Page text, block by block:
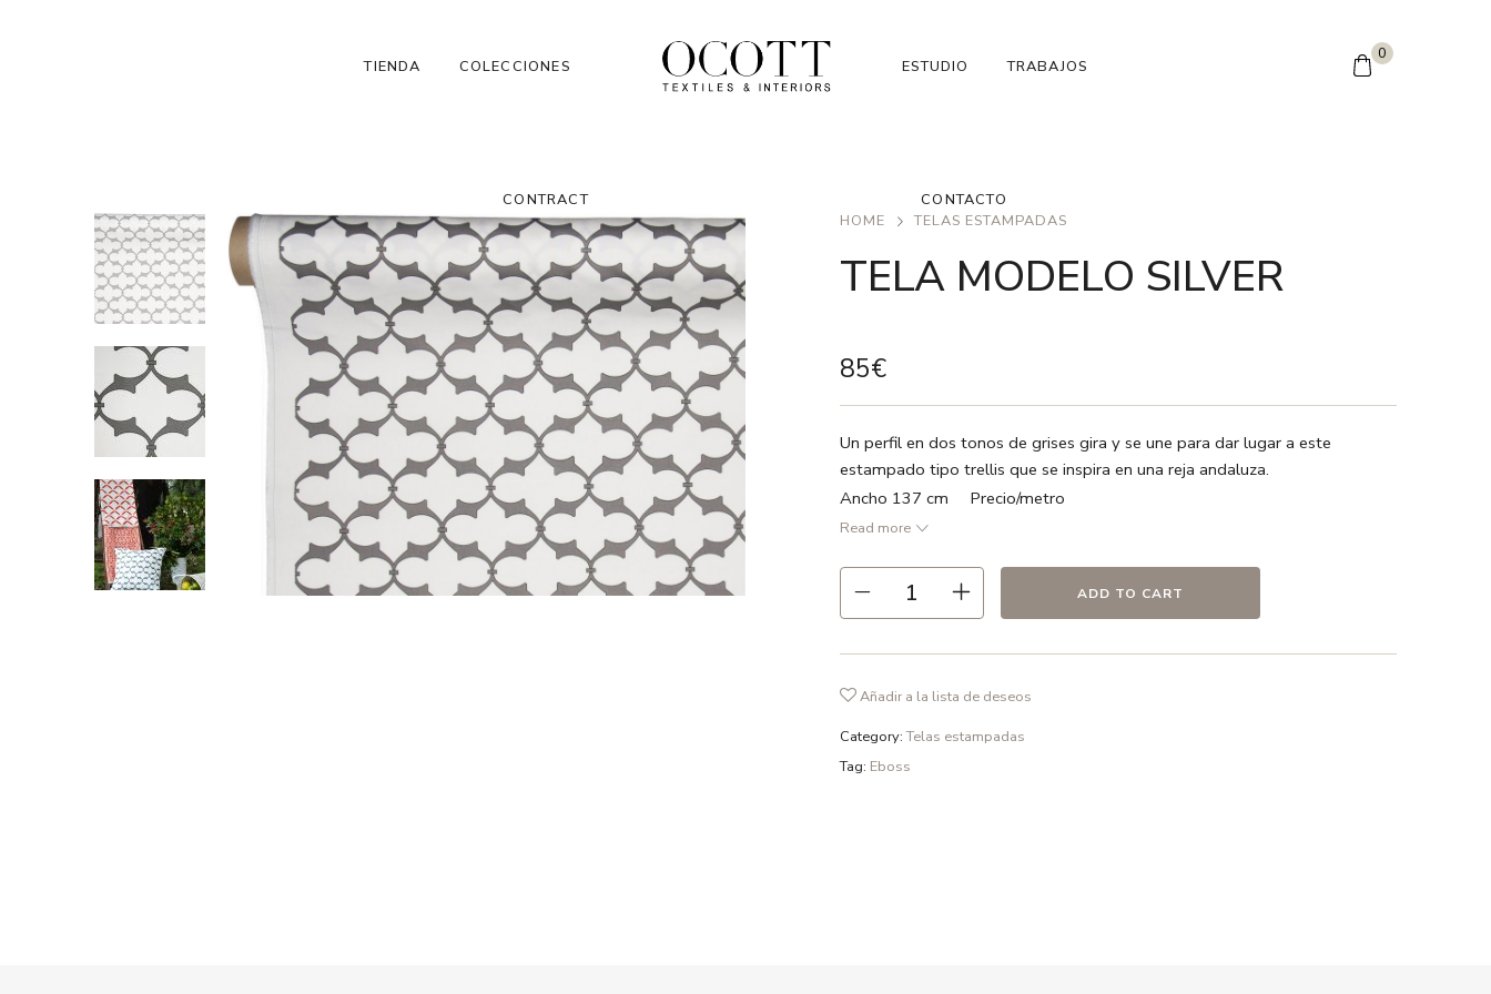
TIENDA COLECCIONES
CONTRACT
ESTUDIO TRABAJOS
CONTACTO
0
HOME TELAS ESTAMPADAS
TELA MODELO SILVER
85€
Un perfil en dos tonos de grises gira y se une para dar lugar a este
estampado tipo trellis que se inspira en una reja andaluza.
Ancho 137 cm Precio/metro
● 55% lino 45% algodón
● Repetición 10 cm
● Recomendamos lavado en frío ó a 30º max. , el uso de detergentes sin
fosfatos y en ciclo delicado.
Read more
ADD TO CART
Añadir a la lista de deseos
Category:Telas estampadas
Tag: Eboss